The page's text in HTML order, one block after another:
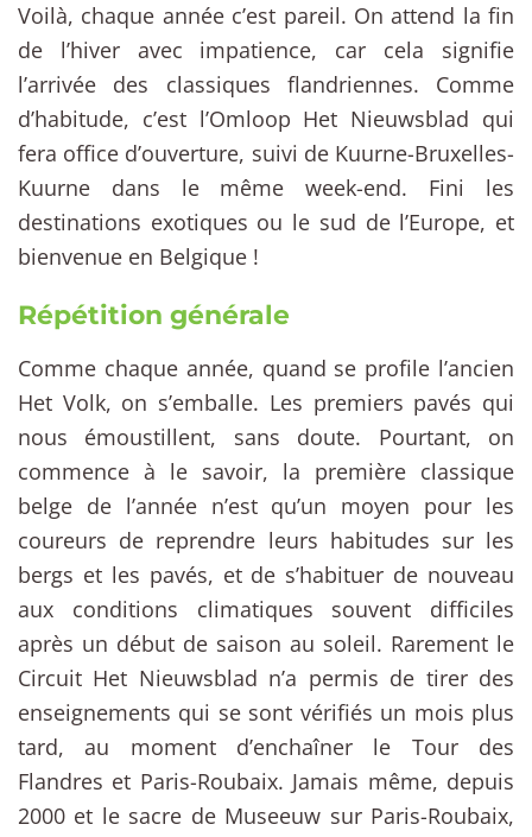
Voilà, chaque année c’est pareil. On attend la fin
de l’hiver avec impatience, car cela signifie
l’arrivée des classiques flandriennes. Comme
d’habitude, c’est l’Omloop Het Nieuwsblad qui
fera office d’ouverture, suivi de Kuurne-Bruxelles-
Kuurne dans le même week-end. Fini les
destinations exotiques ou le sud de l’Europe, et
bienvenue en Belgique !
Répétition générale
Comme chaque année, quand se profile l’ancien
Het Volk, on s’emballe. Les premiers pavés qui
nous émoustillent, sans doute. Pourtant, on
commence à le savoir, la première classique
belge de l’année n’est qu’un moyen pour les
coureurs de reprendre leurs habitudes sur les
bergs et les pavés, et de s’habituer de nouveau
aux conditions climatiques souvent difficiles
après un début de saison au soleil. Rarement le
Circuit Het Nieuwsblad n’a permis de tirer des
enseignements qui se sont vérifiés un mois plus
tard, au moment d’enchaîner le Tour des
Flandres et Paris-Roubaix. Jamais même, depuis
2000 et le sacre de Museeuw sur Paris-Roubaix,